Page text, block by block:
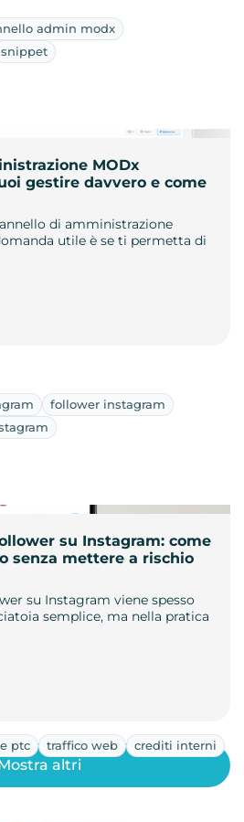
admin modx
snippet
MODx
gestire davvero e come
di amministrazione
utile è se ti permetta di
follower instagram
su Instagram: come
senza mettere a rischio
su Instagram viene spesso
semplice, ma nella pratica
ptc traffico web crediti interni
altri